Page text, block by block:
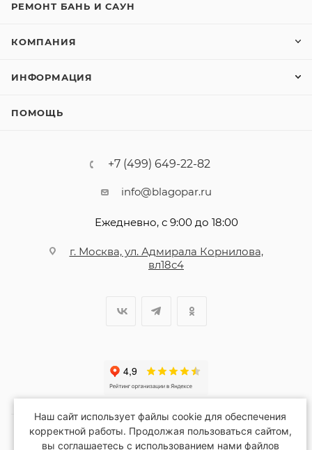
РЕМОНТ БАНЬ И САУН
КОМПАНИЯ
ИНФОРМАЦИЯ
ПОМОЩЬ
+7 (499) 649-22-82
info@blagopar.ru
Ежедневно, с 9:00 до 18:00
г. Москва, ул. Адмирала Корнилова,
вл18с4
Наш сайт использует файлы cookie для обеспечения
корректной работы. Продолжая пользоваться сайтом,
вы соглашаетесь с использованием нами файлов